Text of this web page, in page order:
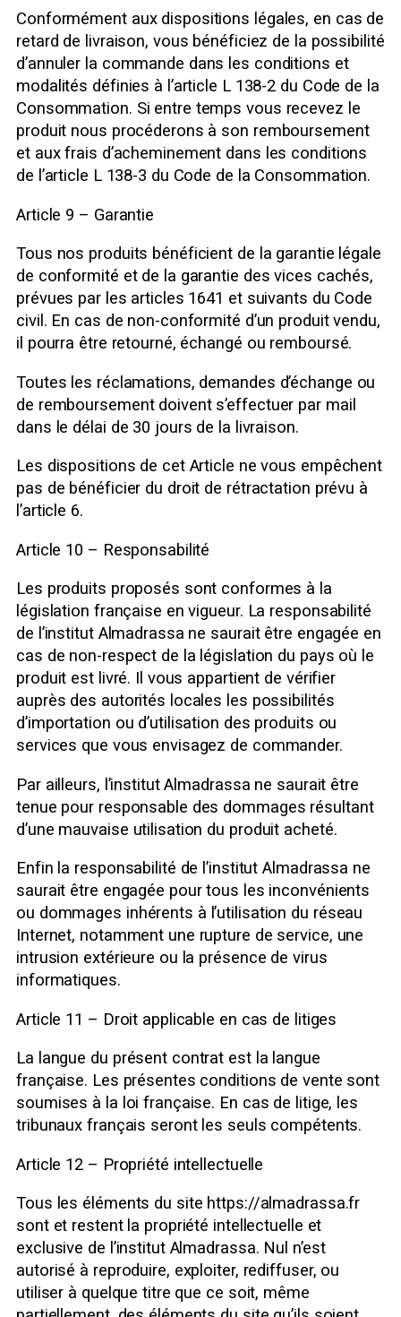
Conformément aux dispositions légales, en cas de
retard de livraison, vous bénéficiez de la possibilité
d’annuler la commande dans les conditions et
modalités définies à l’article L 138-2 du Code de la
Consommation. Si entre temps vous recevez le
produit nous procéderons à son remboursement
et aux frais d’acheminement dans les conditions
de l’article L 138-3 du Code de la Consommation.
Article 9 – Garantie
Tous nos produits bénéficient de la garantie légale
de conformité et de la garantie des vices cachés,
prévues par les articles 1641 et suivants du Code
civil. En cas de non-conformité d’un produit vendu,
il pourra être retourné, échangé ou remboursé.
Toutes les réclamations, demandes d’échange ou
de remboursement doivent s’effectuer par mail
dans le délai de 30 jours de la livraison.
Les dispositions de cet Article ne vous empêchent
pas de bénéficier du droit de rétractation prévu à
l’article 6.
Article 10 – Responsabilité
Les produits proposés sont conformes à la
législation française en vigueur. La responsabilité
de l’institut Almadrassa ne saurait être engagée en
cas de non-respect de la législation du pays où le
produit est livré. Il vous appartient de vérifier
auprès des autorités locales les possibilités
d’importation ou d’utilisation des produits ou
services que vous envisagez de commander.
Par ailleurs, l’institut Almadrassa ne saurait être
tenue pour responsable des dommages résultant
d’une mauvaise utilisation du produit acheté.
Enfin la responsabilité de l’institut Almadrassa ne
saurait être engagée pour tous les inconvénients
ou dommages inhérents à l’utilisation du réseau
Internet, notamment une rupture de service, une
intrusion extérieure ou la présence de virus
informatiques.
Article 11 – Droit applicable en cas de litiges
La langue du présent contrat est la langue
française. Les présentes conditions de vente sont
soumises à la loi française. En cas de litige, les
tribunaux français seront les seuls compétents.
Article 12 – Propriété intellectuelle
Tous les éléments du site https://almadrassa.fr
sont et restent la propriété intellectuelle et
exclusive de l’institut Almadrassa. Nul n’est
autorisé à reproduire, exploiter, rediffuser, ou
utiliser à quelque titre que ce soit, même